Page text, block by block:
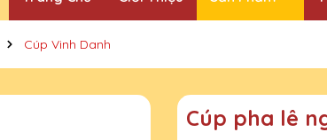
Cúp Vinh Danh
Cúp pha lê